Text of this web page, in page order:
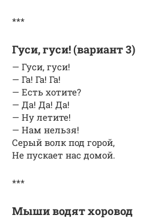
***
Гуси, гуси! (вариант 3)
— Гуси, гуси!
— Га! Га! Га!
— Есть хотите?
— Да! Да! Да!
— Ну летите!
— Нам нельзя!
Серый волк под горой,
Не пускает нас домой.
***
Мыши водят хоровод